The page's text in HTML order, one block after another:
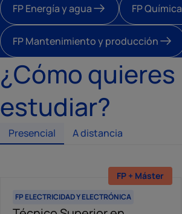
FP Energía y agua FP Química
FP Mantenimiento y producción
¿Cómo quieres
estudiar?
Presencial A distancia
FP + Máster
FP ELECTRICIDAD Y ELECTRÓNICA
Cuota Mensual desde 71€
FP ELECTRICIDAD Y ELECTRÓNICA